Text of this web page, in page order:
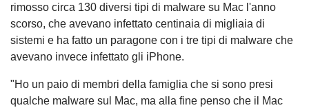
rimosso circa 130 diversi tipi di malware su Mac l'anno
scorso, che avevano infettato centinaia di migliaia di
sistemi e ha fatto un paragone con i tre tipi di malware che
avevano invece infettato gli iPhone.
"Ho un paio di membri della famiglia che si sono presi
qualche malware sul Mac, ma alla fine penso che il Mac